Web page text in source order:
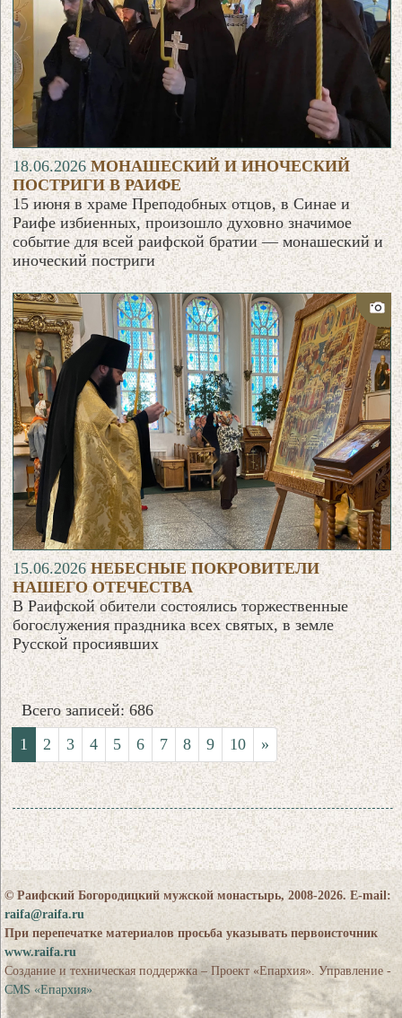
18.06.2026МОНАШЕСКИЙ И ИНОЧЕСКИЙ
ПОСТРИГИ В РАИФЕ
15 июня в храме Преподобных отцов, в Синае и
Раифе избиенных, произошло духовно значимое
событие для всей раифской братии — монашеский и
иноческий постриги
15.06.2026НЕБЕСНЫЕ ПОКРОВИТЕЛИ
НАШЕГО ОТЕЧЕСТВА
В Раифской обители состоялись торжественные
богослужения праздника всех святых, в земле
Русской просиявших
Всего записей: 686
1
2 3 4 5 6 7 8 9 10 »
© Раифский Богородицкий мужской монастырь, 2008-2026. E-mail:
raifa@raifa.ru
При перепечатке материалов просьба указывать первоисточник
www.raifa.ru
Создание и техническая поддержка – Проект «Епархия». Управление -
CMS «Епархия»